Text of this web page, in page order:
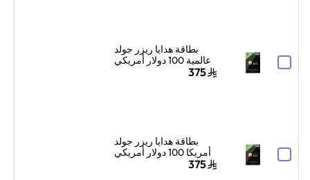
بطاقة هدايا ريزر جولد
عالمية 100 دولار أمريكي
إرسال الكود الرقمي375
بطاقة هدايا ريزر جولد
أمريكا 100 دولار أمريكي
إرسال الكود الرقمي375